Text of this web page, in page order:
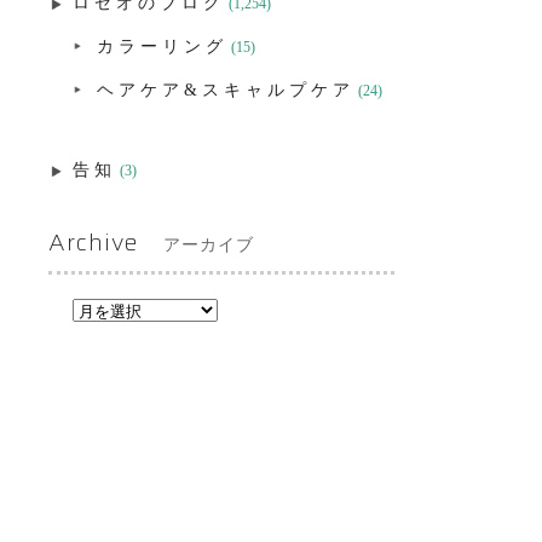
(1,254)
カラーリング (15)
ヘアケア&スキャルプケア (24)
告知 (3)
Archive アーカイブ